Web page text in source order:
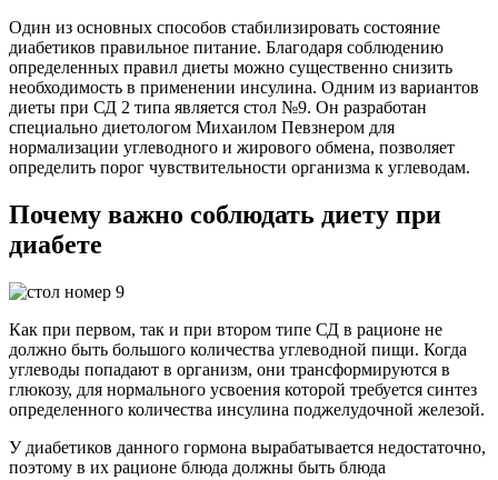
Один из основных способов стабилизировать состояние
диабетиков правильное питание. Благодаря соблюдению
определенных правил диеты можно существенно снизить
необходимость в применении инсулина. Одним из вариантов
диеты при СД 2 типа является стол №9. Он разработан
специально диетологом Михаилом Певзнером для
нормализации углеводного и жирового обмена, позволяет
определить порог чувствительности организма к углеводам.
Почему важно соблюдать диету при
диабете
Как при первом, так и при втором типе СД в рационе не
должно быть большого количества углеводной пищи. Когда
углеводы попадают в организм, они трансформируются в
глюкозу, для нормального усвоения которой требуется синтез
определенного количества инсулина поджелудочной железой.
У диабетиков данного гормона вырабатывается недостаточно,
поэтому в их рационе блюда должны быть блюда